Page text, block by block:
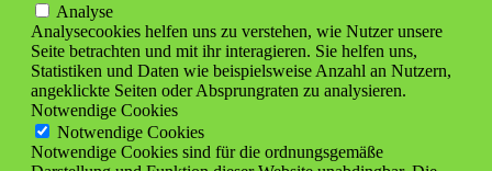
Analyse
Analysecookies helfen uns zu verstehen, wie Nutzer unsere
Seite betrachten und mit ihr interagieren. Sie helfen uns,
Statistiken und Daten wie beispielsweise Anzahl an Nutzern,
angeklickte Seiten oder Absprungraten zu analysieren.
Notwendige Cookies
Notwendige Cookies
Notwendige Cookies sind für die ordnungsgemäße